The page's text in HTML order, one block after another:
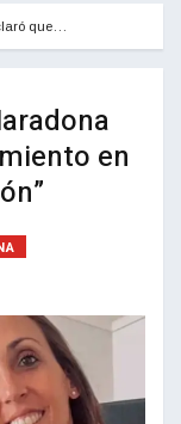
que…
en